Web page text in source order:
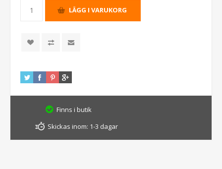
Finns i butik
Skickas inom: 1-3 dagar